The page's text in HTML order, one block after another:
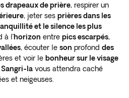
drapeaux de prière, respirer un
, jeter ses prières dans les
et le silence les plus
à l’horizon entre pics escarpés,
, écouter le son profond des
et voir le bonheur sur le visage
la vous attendra caché
et neigeuses.